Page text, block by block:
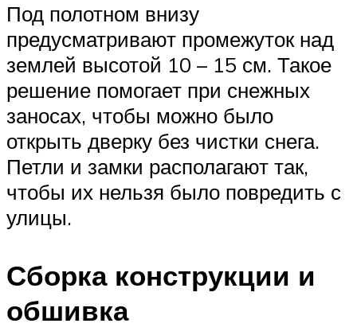
Под полотном внизу
предусматривают промежуток над
землей высотой 10 – 15 см. Такое
решение помогает при снежных
заносах, чтобы можно было
открыть дверку без чистки снега.
Петли и замки располагают так,
чтобы их нельзя было повредить с
улицы.
Сборка конструкции и
обшивка